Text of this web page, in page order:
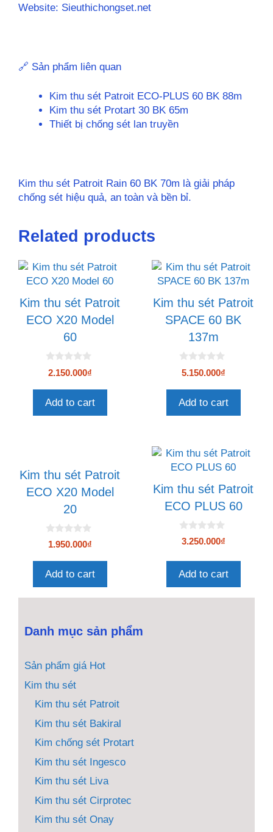
Website: Sieuthichongset.net
🔗 Sản phẩm liên quan
Kim thu sét Patroit ECO-PLUS 60 BK 88m
Kim thu sét Protart 30 BK 65m
Thiết bị chống sét lan truyền
Kim thu sét Patroit Rain 60 BK 70m là giải pháp
chống sét hiệu quả, an toàn và bền bỉ.
Related products
Kim thu sét Patroit
ECO X20 Model
60
0
n
à
2.150.000₫
Add to cart
Kim thu sét Patroit
SPACE 60 BK
137m
0
n
à
5.150.000₫
Add to cart
Kim thu sét Patroit
ECO X20 Model
20
0
n
à
1.950.000₫
Add to cart
Kim thu sét Patroit
ECO PLUS 60
0
n
o
à
i
5
3.250.000₫
Add to cart
Danh mục sản phẩm
Sản phẩm giá Hot
Kim thu sét
Kim thu sét Patroit
Kim thu sét Bakiral
Kim chống sét Protart
Kim thu sét Ingesco
Kim thu sét Liva
Kim thu sét Cirprotec
Kim thu sét Onay